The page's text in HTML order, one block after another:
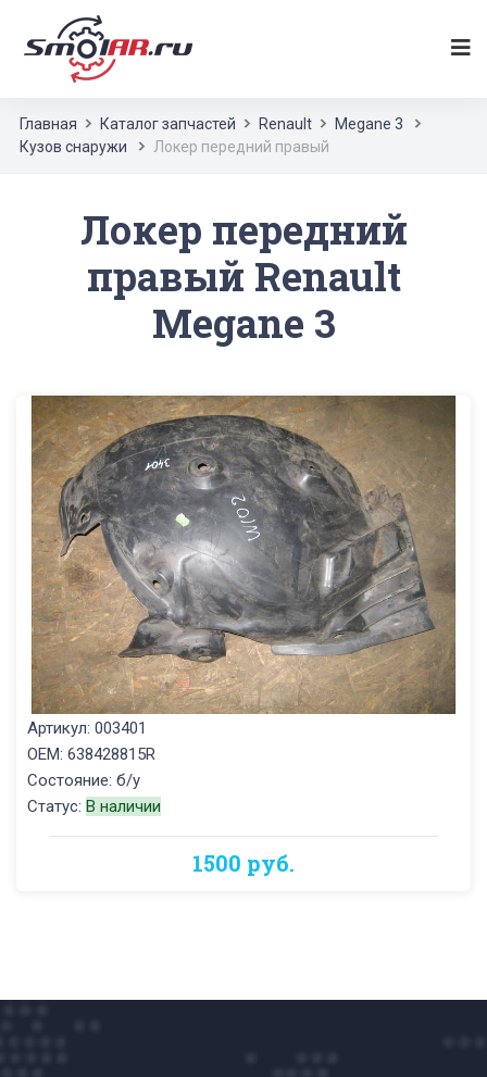
Главная Каталог запчастей Renault
Megane 3
Кузов снаружи
Локер передний правый
Локер передний
правый Renault
Megane 3
Артикул: 003401
OEM: 638428815R
Состояние: б/у
Статус: В наличии
1500 руб.